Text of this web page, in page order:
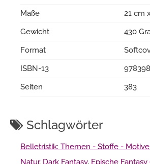
Maße
21 cm
Gewicht
430
Format
ISBN-13
Seiten
383
Schlagwörter
Belletristik: Themen - Stoffe -
Natur, Dark Fantasy, Epische